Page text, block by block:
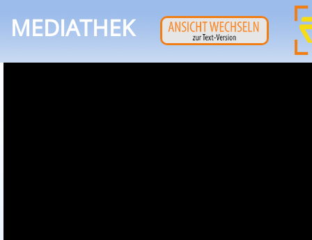
MEDIATHEK